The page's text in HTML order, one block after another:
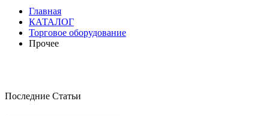
Главная
КАТАЛОГ
Торговое оборудование
Прочее
Последние Статьи